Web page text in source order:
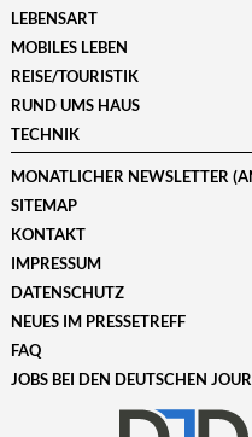
LEBENSART
MOBILES LEBEN
REISE/TOURISTIK
RUND UMS HAUS
TECHNIK
MONATLICHER NEWSLETTER
SITEMAP
KONTAKT
IMPRESSUM
DATENSCHUTZ
NEUES IM PRESSETREFF
FAQ
JOBS BEI DEN DEUTSCHEN